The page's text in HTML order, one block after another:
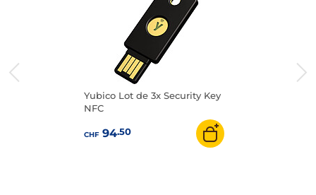
Yubico Lot de 3x Security Key
NFC
CHF94.50